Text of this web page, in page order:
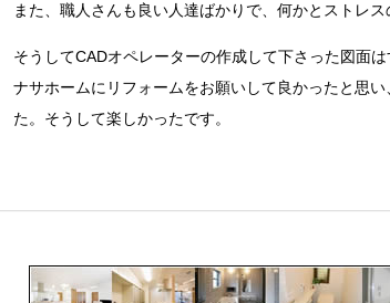
また、職人さんも良い人達ばかりで、何かとストレ
そうしてCADオペレーターの作成して下さった図面
ナサホームにリフォームをお願いして良かったと思
た。そうして楽しかったです。